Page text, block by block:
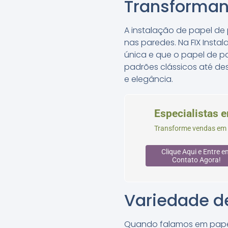
A instalação de papel
nas paredes. Na FIX
única e que o papel de
padrões clássicos até
e elegância.
Especialistas
Transforme vendas
Clique Aqui e Entre
Contato Agora!
Variedade
Quando falamos em